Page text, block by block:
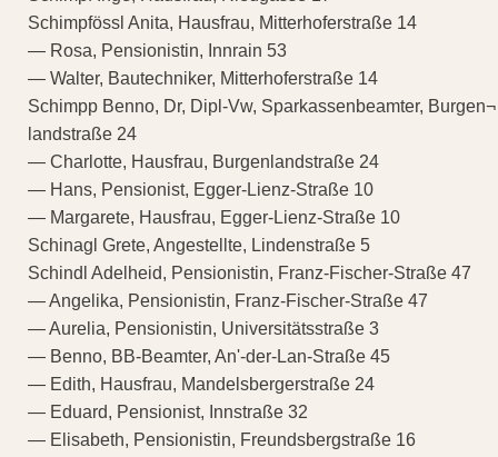
Schimpfössl Anita, Hausfrau, Mitterhoferstraße 14
— Rosa, Pensionistin, Innrain 53
— Walter, Bautechniker, Mitterhoferstraße 14
Schimpp Benno, Dr, Dipl-Vw, Sparkassenbeamter, Burgen¬
landstraße 24
— Charlotte, Hausfrau, Burgenlandstraße 24
— Hans, Pensionist, Egger-Lienz-Straße 10
— Margarete, Hausfrau, Egger-Lienz-Straße 10
Schinagl Grete, Angestellte, Lindenstraße 5
Schindl Adelheid, Pensionistin, Franz-Fischer-Straße 47
— Angelika, Pensionistin, Franz-Fischer-Straße 47
— Aurelia, Pensionistin, Universitätsstraße 3
— Benno, BB-Beamter, An'-der-Lan-Straße 45
— Edith, Hausfrau, Mandelsbergerstraße 24
— Eduard, Pensionist, Innstraße 32
— Elisabeth, Pensionistin, Freundsbergstraße 16